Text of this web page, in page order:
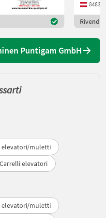
8483
Puntigam GmbH
elevatori/muletti
Carrelli elevatori
elevatori/muletti